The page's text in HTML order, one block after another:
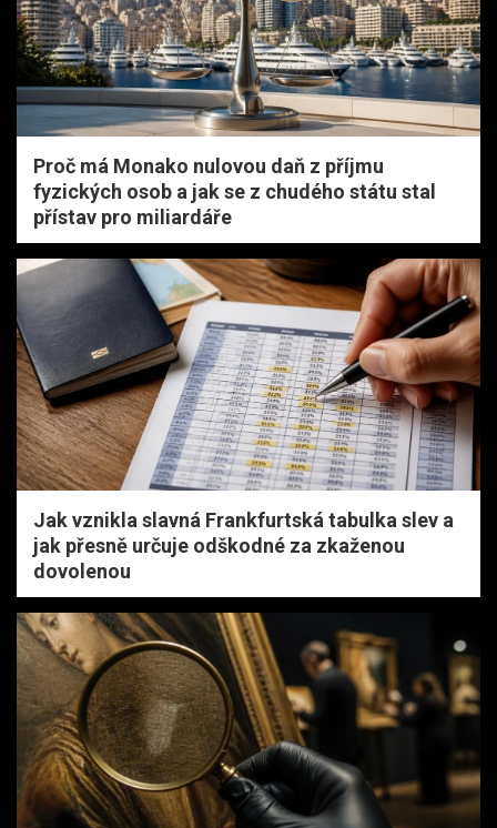
Proč má Monako nulovou daň z příjmu
fyzických osob a jak se z chudého státu stal
přístav pro miliardáře
Jak vznikla slavná Frankfurtská tabulka slev a
jak přesně určuje odškodné za zkaženou
dovolenou